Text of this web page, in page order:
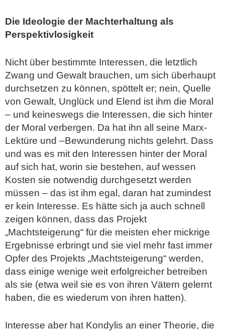
Die Ideologie der Machterhaltung als
Perspektivlosigkeit
Nicht über bestimmte Interessen, die letztlich
Zwang und Gewalt brauchen, um sich überhaupt
durchsetzen zu können, spöttelt er; nein, Quelle
von Gewalt, Unglück und Elend ist ihm die Moral
– und keineswegs die Interessen, die sich hinter
der Moral verbergen. Da hat ihn all seine Marx-
Lektüre und –Bewunderung nichts gelehrt. Dass
und was es mit den Interessen hinter der Moral
auf sich hat, worin sie bestehen, auf wessen
Kosten sie notwendig durchgesetzt werden
müssen – das ist ihm egal, daran hat zumindest
er kein Interesse. Es hätte sich ja auch schnell
zeigen können, dass das Projekt
„Machtsteigerung“ für die meisten eher mickrige
Ergebnisse erbringt und sie viel mehr fast immer
Opfer des Projekts „Machtsteigerung“ werden,
dass einige wenige weit erfolgreicher betreiben
als sie (etwa weil sie es von ihren Vätern gelernt
haben, die es wiederum von ihren hatten).
Interesse aber hat Kondylis an einer Theorie, die